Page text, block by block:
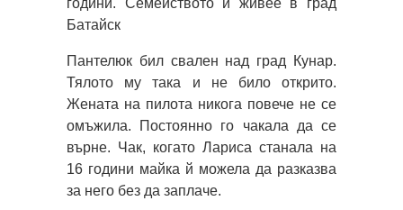
Батайск
Пантелюк бил свален над град Кунар.
Тялото му така и не било открито.
Жената на пилота никога повече не се
омъжила. Постоянно го чакала да се
върне. Чак, когато Лариса станала на
16 години майка й можела да разказва
за него без да заплаче.